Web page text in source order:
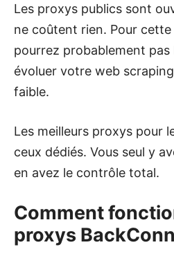
Les proxys publics sont
ne coûtent rien. Pour
pourrez probablement
évoluer votre web
faible.
Les meilleurs proxys pour
ceux dédiés. Vous seul y
en avez le contrôle total.
Comment
proxys